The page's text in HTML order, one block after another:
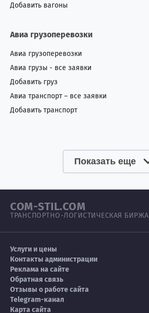
Добавить вагоны
Авиа грузоперевозки
Авиа грузоперевозки
Авиа грузы - все заявки
Добавить груз
Авиа транспорт – все заявки
Добавить транспорт
Показать еще
COM-STIL.COM
ТРАНСПОРТНО-ЛОГИСТИЧЕСКАЯ БИРЖА
Услуги и цены
Контакты администрации
Реклама на сайте
Обратная связь
Отзывы о работе сайта
Telegram-канал
Карта сайта